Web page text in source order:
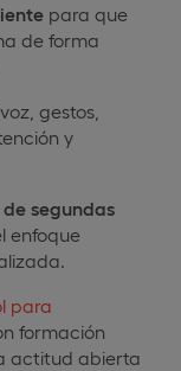
para que
de forma
gestos,
y
segundas
enfoque
para
formación
actitud abierta